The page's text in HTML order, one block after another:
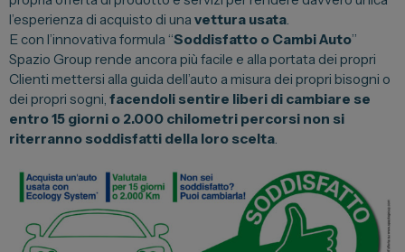
Citroen
Leapmotor
Toyota
Lexus
DR
Veicoli Commerciali
l’esperienza di acquisto di una vettura usata.
E con l’innovativa formula “Soddisfatto o Cambi Auto”
Spazio Group rende ancora più facile e alla portata dei propri
Clienti mettersi alla guida dell’auto a misura dei propri bisogni o
dei propri sogni, facendoli sentire liberi di cambiare se
entro 15 giorni o 2.000 chilometri percorsi non si
riterranno soddisfatti della loro scelta.